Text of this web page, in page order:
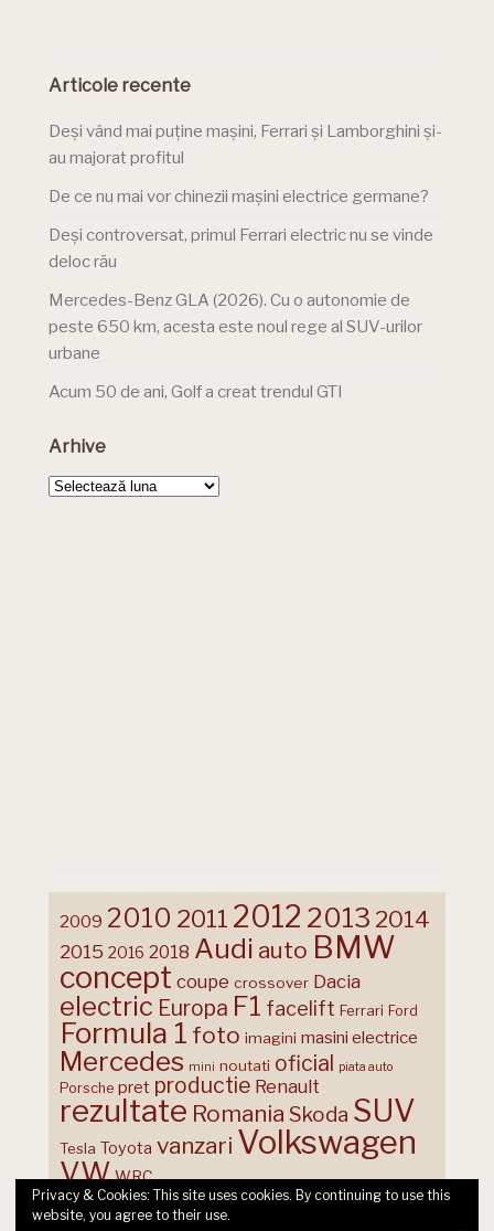
Articole recente
Deși vând mai puține mașini, Ferrari și Lamborghini și-
au majorat profitul
De ce nu mai vor chinezii mașini electrice germane?
Deși controversat, primul Ferrari electric nu se vinde
deloc rău
Mercedes-Benz GLA (2026). Cu o autonomie de
peste 650 km, acesta este noul rege al SUV-urilor
urbane
Acum 50 de ani, Golf a creat trendul GTI
Arhive
Arhive
2009 2010 2011 2012 2013 2014
2015 2016 2018 Audi auto BMW
concept coupe crossover Dacia
electric Europa F1 facelift Ferrari Ford
Formula 1 foto imagini masini electrice
Mercedes mini noutati oficial piata auto
Porsche pret productie Renault
rezultate Romania Skoda SUV
Tesla Toyota vanzari Volkswagen
VW WRC
Privacy & Cookies: This site uses cookies. By continuing to use this
website, you agree to their use.